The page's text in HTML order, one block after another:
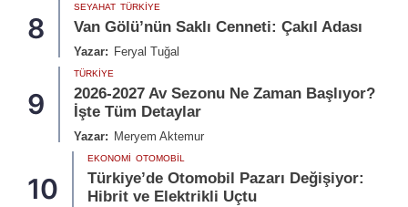
8
SEYAHAT TÜRKIYE
Van Gölü’nün Saklı Cenneti: Çakıl Adası
Yazar: Feryal Tuğal
9
TÜRKIYE
2026-2027 Av Sezonu Ne Zaman Başlıyor?
İşte Tüm Detaylar
Yazar: Meryem Aktemur
10
EKONOMI OTOMOBIL
Türkiye’de Otomobil Pazarı Değişiyor:
Hibrit ve Elektrikli Uçtu